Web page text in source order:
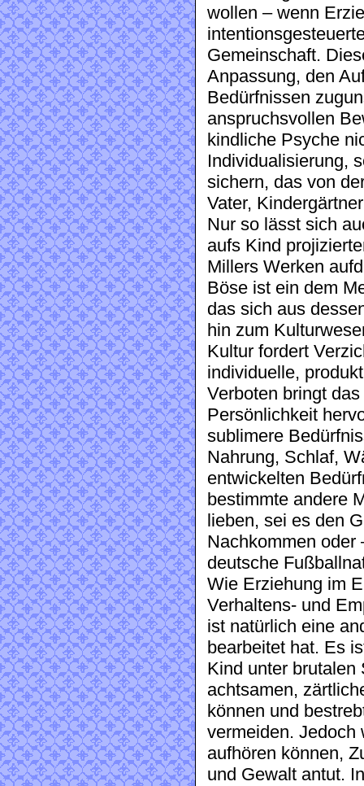
wollen – wenn
Gemeinschaft.
Anpassung, den
Bedürfnissen
anspruchsvollen
kindliche Psyche
Individualisierung,
sichern, das von
Vater,
Nur so lässt sich
aufs Kind
Millers Werken
Böse ist ein dem
das sich aus
hin zum
Kultur fordert
individuelle,
Verboten bringt
Persönlichkeit
sublimere
Nahrung, Schlaf,
entwickelten
bestimmte andere
lieben, sei es den
Nachkommen oder
deutsche
Wie Erziehung im
Verhaltens- und
ist natürlich eine
bearbeitet hat. Es
Kind unter brutalen
achtsamen,
können und
vermeiden. Jedoch
aufhören können,
und Gewalt antut.